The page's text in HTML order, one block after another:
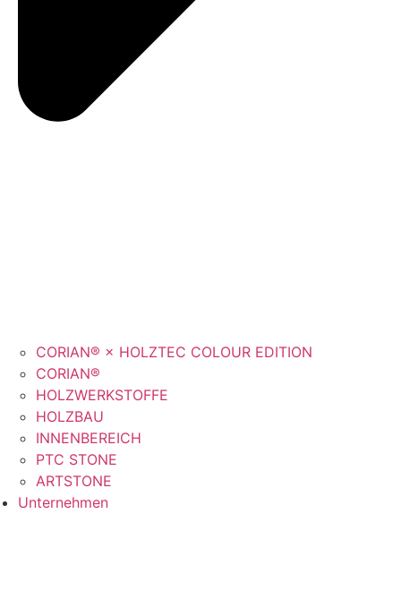
CORIAN® × HOLZTEC COLOUR EDITION
CORIAN®
HOLZWERKSTOFFE
HOLZBAU
INNENBEREICH
PTC STONE
ARTSTONE
Unternehmen